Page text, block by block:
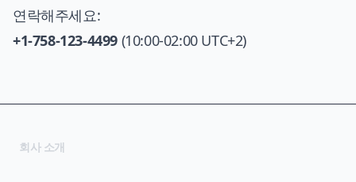
연락해주세요:
+1-758-123-4499 (10:00-02:00 UTC+2)
회사 소개